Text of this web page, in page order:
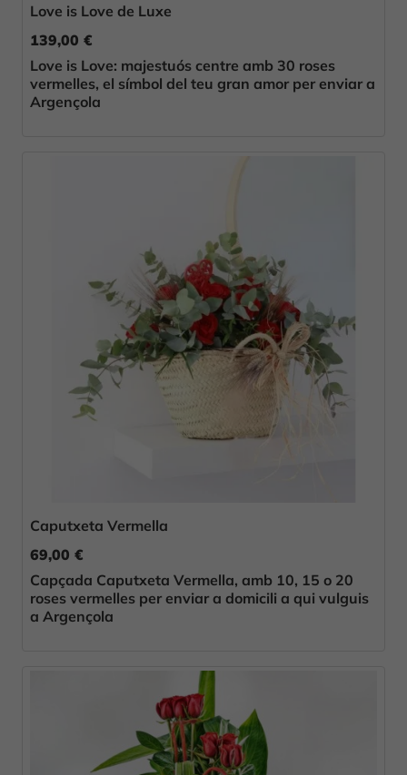
Love is Love de Luxe
139,00 €
Love is Love: majestuós centre amb 30 roses
vermelles, el símbol del teu gran amor per enviar a
Argençola
Caputxeta Vermella
69,00 €
Capçada Caputxeta Vermella, amb 10, 15 o 20
roses vermelles per enviar a domicili a qui vulguis
a Argençola